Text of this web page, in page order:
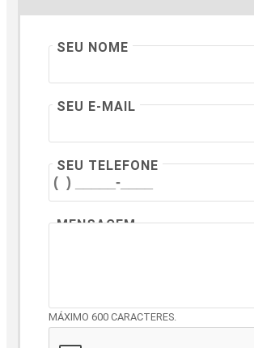
SEU NOME
SEU E-MAIL
SEU TELEFONE
MENSAGEM
MÁXIMO 600 CARACTERES.